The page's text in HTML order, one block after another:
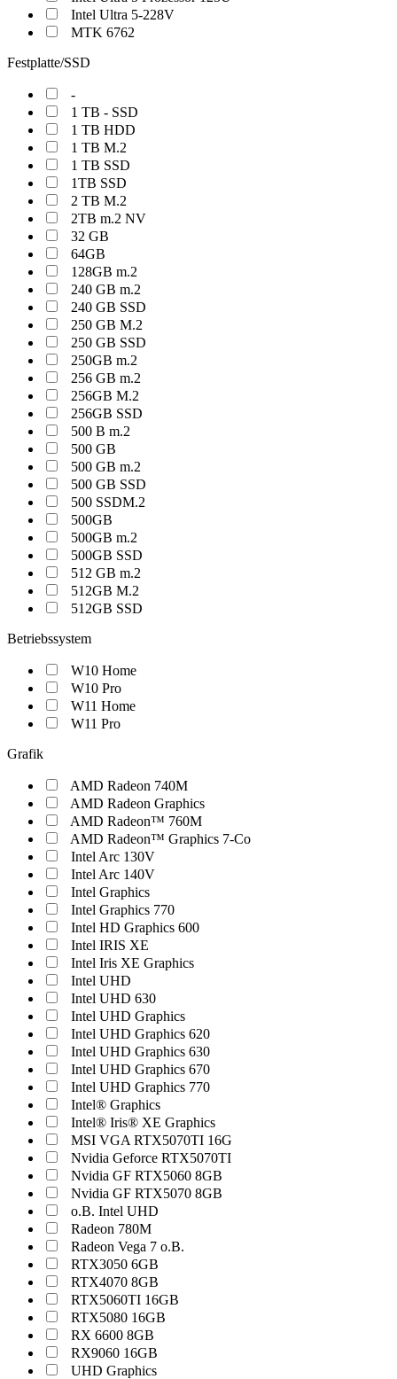
Intel Ultra 5-228V
MTK 6762
Festplatte/SSD
-
1 TB - SSD
1 TB HDD
1 TB M.2
1 TB SSD
1TB SSD
2 TB M.2
2TB m.2 NV
32 GB
64GB
128GB m.2
240 GB m.2
240 GB SSD
250 GB M.2
250 GB SSD
250GB m.2
256 GB m.2
256GB M.2
256GB SSD
500 B m.2
500 GB
500 GB m.2
500 GB SSD
500 SSDM.2
500GB
500GB m.2
500GB SSD
512 GB m.2
512GB M.2
512GB SSD
Betriebssystem
W10 Home
W10 Pro
W11 Home
W11 Pro
Grafik
AMD Radeon 740M
AMD Radeon Graphics
AMD Radeon™ 760M
AMD Radeon™ Graphics 7-Co
Intel Arc 130V
Intel Arc 140V
Intel Graphics
Intel Graphics 770
Intel HD Graphics 600
Intel IRIS XE
Intel Iris XE Graphics
Intel UHD
Intel UHD 630
Intel UHD Graphics
Intel UHD Graphics 620
Intel UHD Graphics 630
Intel UHD Graphics 670
Intel UHD Graphics 770
Intel® Graphics
Intel® Iris® XE Graphics
MSI VGA RTX5070TI 16G
Nvidia Geforce RTX5070TI
Nvidia GF RTX5060 8GB
Nvidia GF RTX5070 8GB
o.B. Intel UHD
Radeon 780M
Radeon Vega 7 o.B.
RTX3050 6GB
RTX4070 8GB
RTX5060TI 16GB
RTX5080 16GB
RX 6600 8GB
RX9060 16GB
UHD Graphics